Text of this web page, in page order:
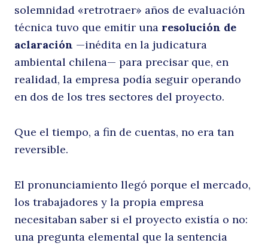
solemnidad «retrotraer» años de evaluación
técnica tuvo que emitir una resolución de
aclaración —inédita en la judicatura
ambiental chilena— para precisar que, en
realidad, la empresa podía seguir operando
en dos de los tres sectores del proyecto.
Que el tiempo, a fin de cuentas, no era tan
reversible.
El pronunciamiento llegó porque el mercado,
los trabajadores y la propia empresa
necesitaban saber si el proyecto existía o no:
una pregunta elemental que la sentencia